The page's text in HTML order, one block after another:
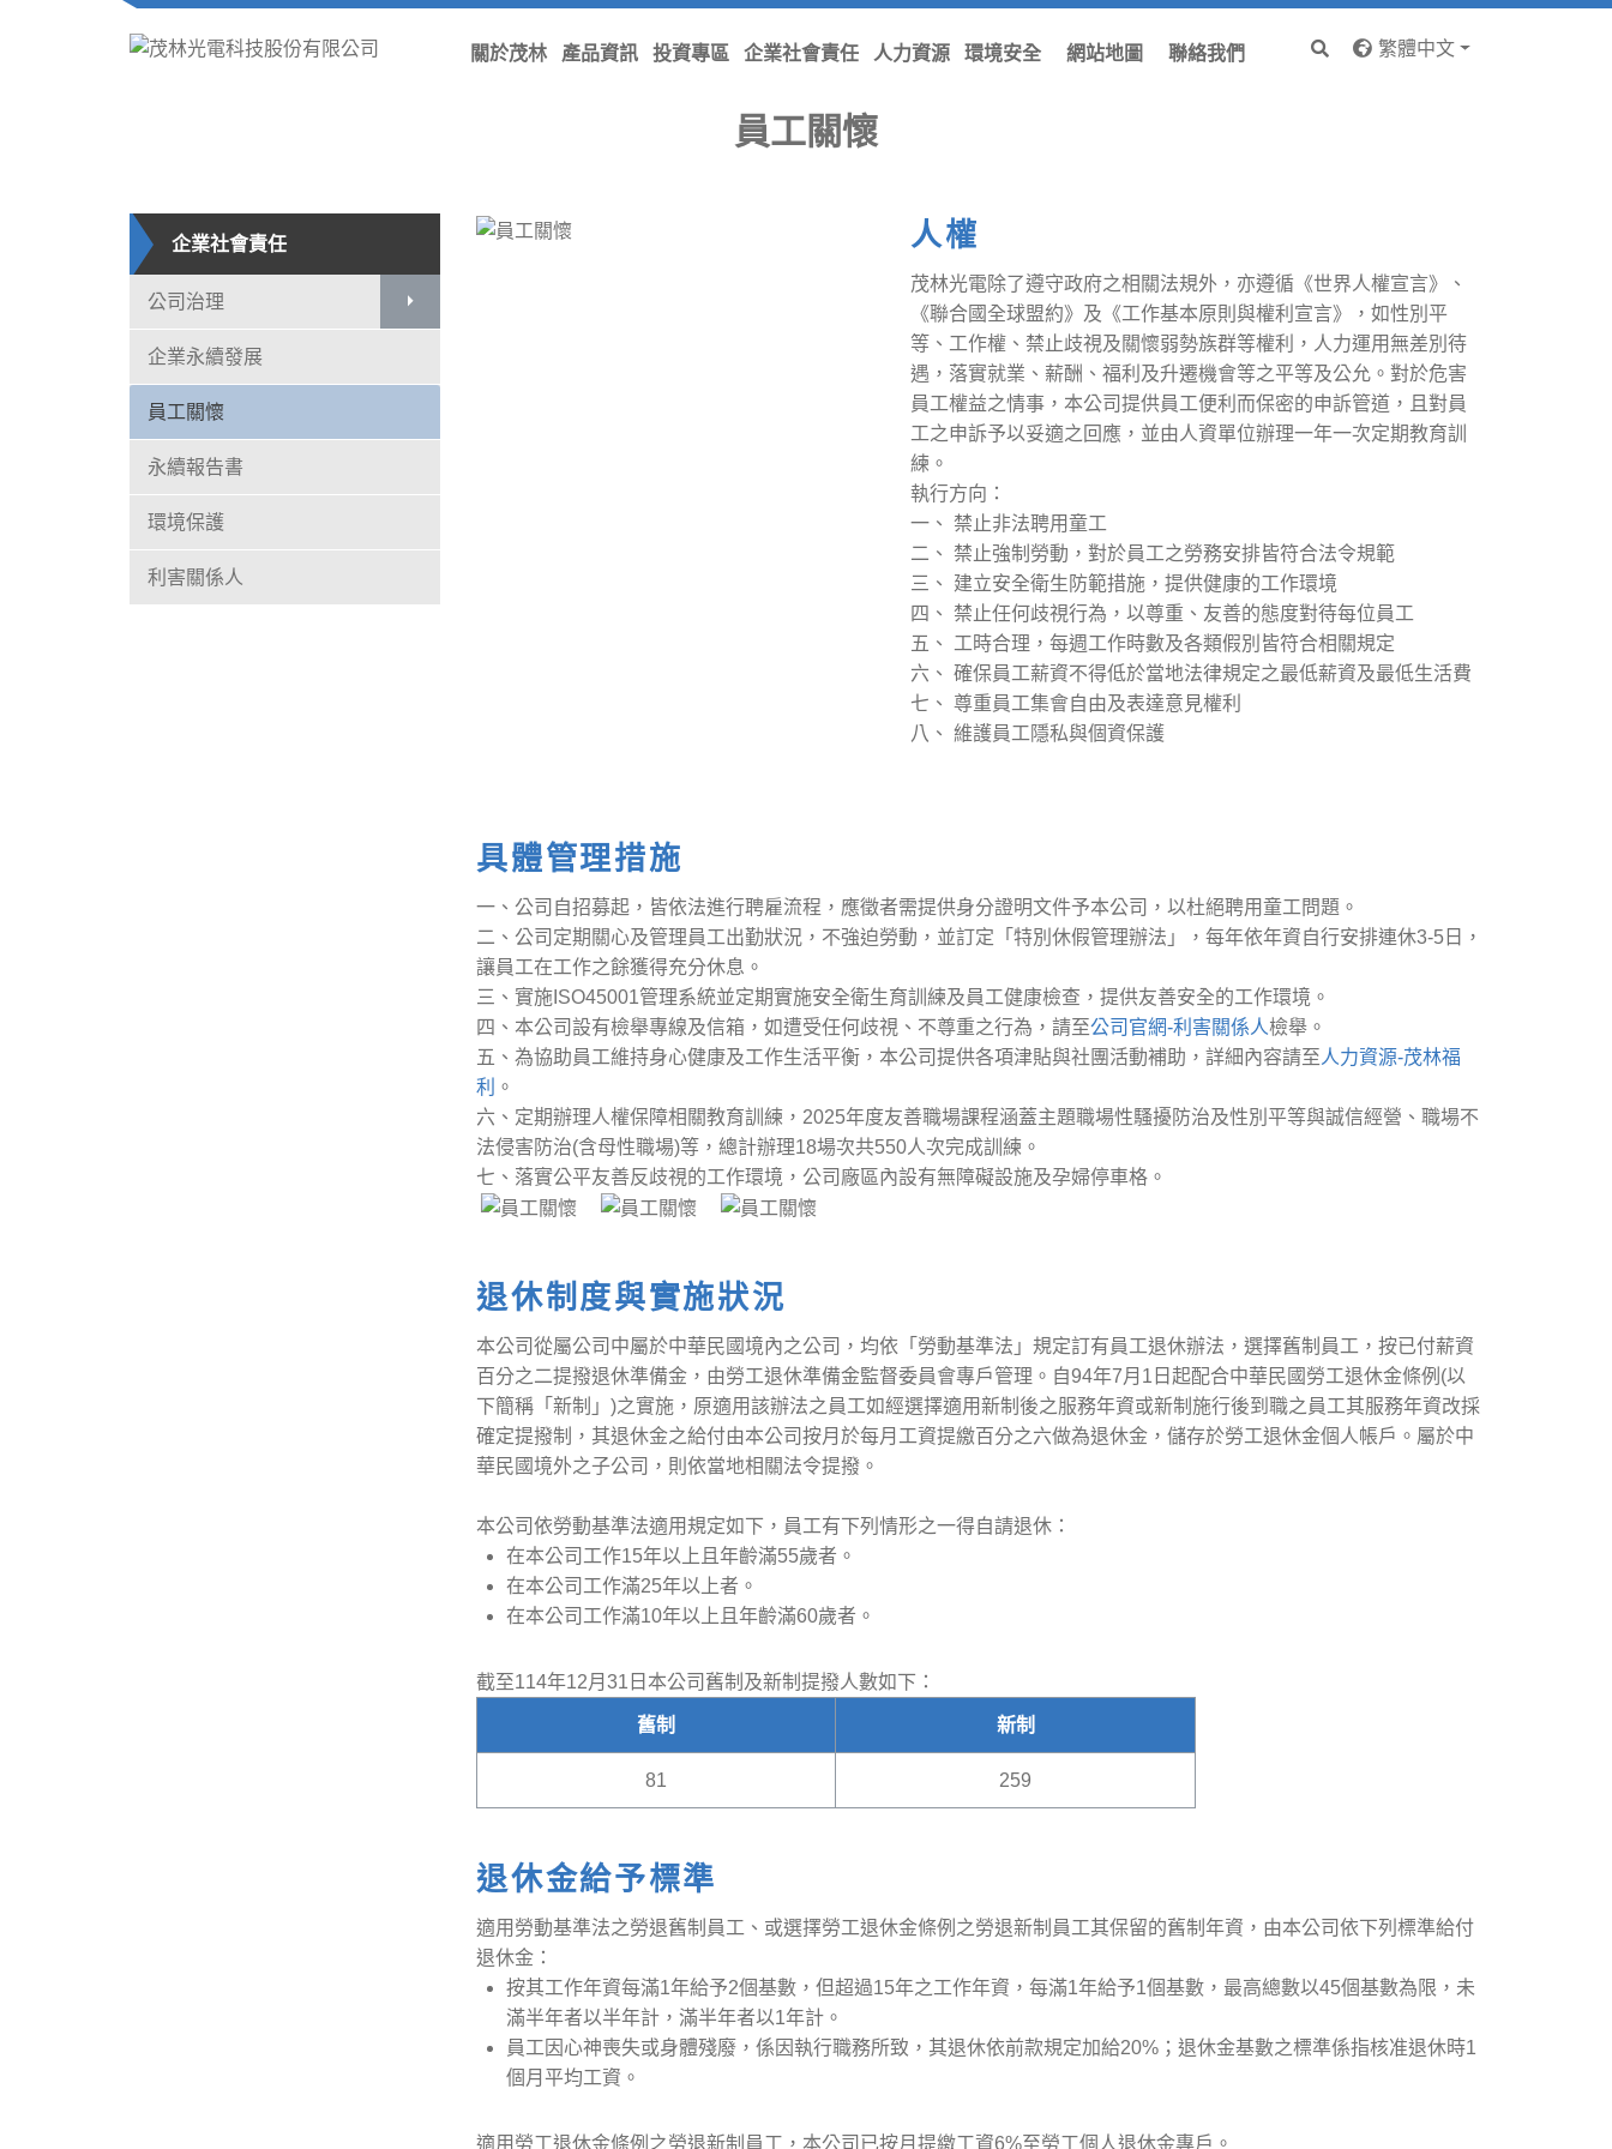
關於茂林 產品資訊 投資專區 企業社會責任 人力資源 環境安全 網站地圖 聯絡我們 繁體中文
員工關懷
企業社會責任
公司治理
企業永續發展
員工關懷
永續報告書
環境保護
利害關係人
人權
茂林光電除了遵守政府之相關法規外，亦遵循《世界人權宣言》、
《聯合國全球盟約》及《工作基本原則與權利宣言》，如性別平
等、工作權、禁止歧視及關懷弱勢族群等權利，人力運用無差別待
遇，落實就業、薪酬、福利及升遷機會等之平等及公允。對於危害
員工權益之情事，本公司提供員工便利而保密的申訴管道，且對員
工之申訴予以妥適之回應，並由人資單位辦理一年一次定期教育訓
練。
執行方向：
一、 禁止非法聘用童工
二、 禁止強制勞動，對於員工之勞務安排皆符合法令規範
三、 建立安全衛生防範措施，提供健康的工作環境
四、 禁止任何歧視行為，以尊重、友善的態度對待每位員工
五、 工時合理，每週工作時數及各類假別皆符合相關規定
六、 確保員工薪資不得低於當地法律規定之最低薪資及最低生活費
七、 尊重員工集會自由及表達意見權利
八、 維護員工隱私與個資保護
具體管理措施
一、公司自招募起，皆依法進行聘雇流程，應徵者需提供身分證明文件予本公司，以杜絕聘用童工問題。
二、公司定期關心及管理員工出勤狀況，不強迫勞動，並訂定「特別休假管理辦法」，每年依年資自行安排連休3-5日，
讓員工在工作之餘獲得充分休息。
三、實施ISO45001管理系統並定期實施安全衛生育訓練及員工健康檢查，提供友善安全的工作環境。
四、本公司設有檢舉專線及信箱，如遭受任何歧視、不尊重之行為，請至公司官網-利害關係人檢舉。
五、為協助員工維持身心健康及工作生活平衡，本公司提供各項津貼與社團活動補助，詳細內容請至人力資源-茂林福
利 。
六、定期辦理人權保障相關教育訓練，2025年度友善職場課程涵蓋主題職場性騷擾防治及性別平等與誠信經營、職場不
法侵害防治(含母性職場)等，總計辦理18場次共550人次完成訓練。
七、落實公平友善反歧視的工作環境，公司廠區內設有無障礙設施及孕婦停車格。
退休制度與實施狀況
本公司從屬公司中屬於中華民國境內之公司，均依「勞動基準法」規定訂有員工退休辦法，選擇舊制員工，按已付薪資
百分之二提撥退休準備金，由勞工退休準備金監督委員會專戶管理。自94年7月1日起配合中華民國勞工退休金條例(以
下簡稱「新制」)之實施，原適用該辦法之員工如經選擇適用新制後之服務年資或新制施行後到職之員工其服務年資改採
確定提撥制，其退休金之給付由本公司按月於每月工資提繳百分之六做為退休金，儲存於勞工退休金個人帳戶。屬於中
華民國境外之子公司，則依當地相關法令提撥。
本公司依勞動基準法適用規定如下，員工有下列情形之一得自請退休：
在本公司工作15年以上且年齡滿55歲者。
在本公司工作滿25年以上者。
在本公司工作滿10年以上且年齡滿60歲者。
截至114年12月31日本公司舊制及新制提撥人數如下：
舊制 新制
81 259
退休金給予標準
適用勞動基準法之勞退舊制員工、或選擇勞工退休金條例之勞退新制員工其保留的舊制年資，由本公司依下列標準給付
退休金：
按其工作年資每滿1年給予2個基數，但超過15年之工作年資，每滿1年給予1個基數，最高總數以45個基數為限，未
滿半年者以半年計，滿半年者以1年計。
員工因心神喪失或身體殘廢，係因執行職務所致，其退休依前款規定加給20%；退休金基數之標準係指核准退休時1
個月平均工資。
適用勞工退休金條例之勞退新制員工，本公司已按月提繳工資6%至勞工個人退休金專戶。